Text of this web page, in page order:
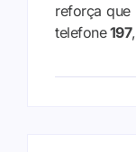
reforça que
telefone197